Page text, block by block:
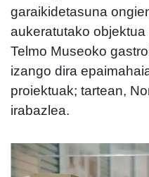
garaikidetasuna
aukeratutako
Telmo Museoko
izango dira
proiektuak; tartean,
irabazlea.